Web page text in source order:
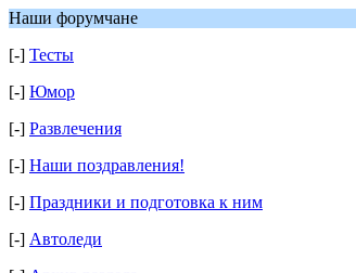
Наши форумчане
[-] Тесты
[-] Юмор
[-] Развлечения
[-] Наши поздравления!
[-] Праздники и подготовка к ним
[-] Автоледи